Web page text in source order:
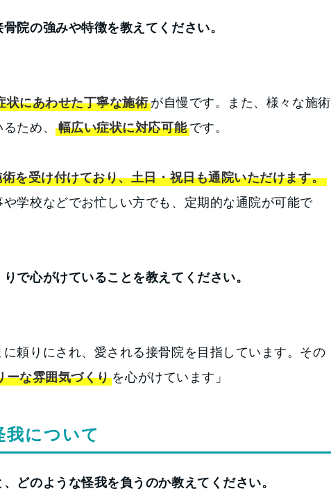
院の強みや特徴を教えてください。
状にあわせた丁寧な施術 が自慢です。また、様々な施術
るため、幅広い症状に対応可能です。
を受け付けており、土日・祝日も通院いただけます。
学校などでお忙しい方でも、定期的な通院が可能で
で心がけていることを教えてください。
に頼りにされ、愛される接骨院を目指しています。その
ーな雰囲気づくり を心がけています」
我について
どのような怪我を負うのか教えてください。